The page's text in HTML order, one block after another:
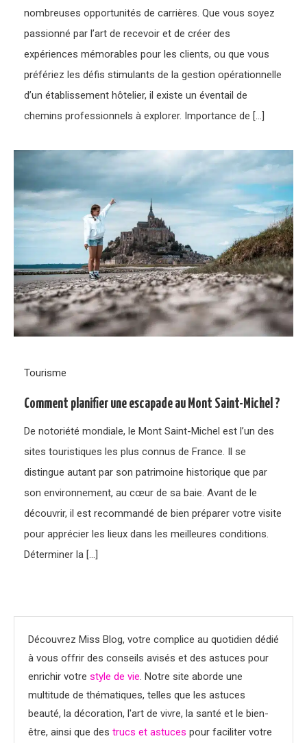
nombreuses opportunités de carrières. Que vous soyez
passionné par l’art de recevoir et de créer des
expériences mémorables pour les clients, ou que vous
préfériez les défis stimulants de la gestion opérationnelle
d’un établissement hôtelier, il existe un éventail de
chemins professionnels à explorer. Importance de […]
Tourisme
Comment planifier une escapade au Mont Saint-Michel ?
De notoriété mondiale, le Mont Saint-Michel est l’un des
sites touristiques les plus connus de France. Il se
distingue autant par son patrimoine historique que par
son environnement, au cœur de sa baie. Avant de le
découvrir, il est recommandé de bien préparer votre visite
pour apprécier les lieux dans les meilleures conditions.
Déterminer la […]
Découvrez Miss Blog, votre complice au quotidien dédié
à vous offrir des conseils avisés et des astuces pour
enrichir votre style de vie. Notre site aborde une
multitude de thématiques, telles que les astuces
beauté, la décoration, l'art de vivre, la santé et le bien-
être, ainsi que des trucs et astuces pour faciliter votre